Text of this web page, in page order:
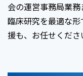
会の運営事務局業務
臨床研究を最適な
援も、お任せくださ